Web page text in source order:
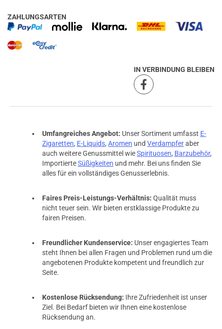
ZAHLUNGSARTEN
IN VERBINDUNG BLEIBEN
Umfangreiches Angebot: Unser Sortiment umfasst E-
Zigaretten, E-Liquids, Aromen und Verdampferaber
auch weitere Genussmittel wieSpirituosen, Barzubehör,
ImportierteSüßigkeiten und mehr. Bei uns finden Sie
alles für ein vollständiges Genusserlebnis.
Faires Preis-Leistungs-Verhältnis: Qualität muss
nicht teuer sein. Wir bieten erstklassige Produkte zu
fairen Preisen.
Freundlicher Kundenservice: Unser engagiertes Team
steht Ihnen bei allen Fragen und Problemen rund um die
angebotenen Produkte kompetent und freundlich zur
Seite.
Kostenlose Rücksendung: Ihre Zufriedenheit ist unser
Ziel. Bei Bedarf bieten wir Ihnen eine kostenlose
Rücksendung an.